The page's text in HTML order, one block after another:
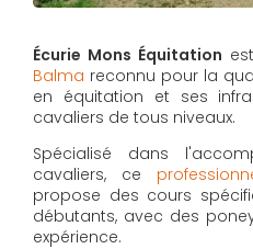
Écurie Mons Équitation
Balma reconnu pour la
en équitation et ses
cavaliers de tous niveaux.
Spécialisé dans
cavaliers, ce
propose des cours
débutants, avec des
expérience.